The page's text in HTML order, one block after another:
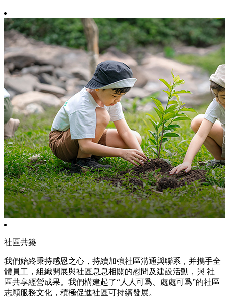
社區共築
我們始終秉持感恩之心，持續加強社區溝通與聯系，并攜手全
體員工，組織開展與社區息息相關的慰問及建設活動，與 社
區共享經營成果。我們構建起了“人人可爲、處處可爲”的社區
志願服務文化，積極促進社區可持續發展。